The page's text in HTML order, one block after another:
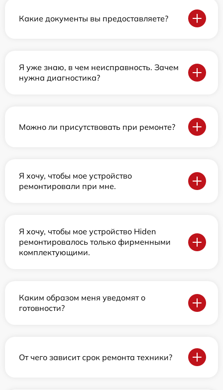
Какие документы вы предоставляете?
Я уже знаю, в чем неисправность. Зачем
нужна диагностика?
Можно ли присутствовать при ремонте?
Я хочу, чтобы мое устройство
ремонтировали при мне.
Я хочу, чтобы мое устройство Hiden
ремонтировалось только фирменными
комплектующими.
Каким образом меня уведомят о
готовности?
От чего зависит срок ремонта техники?